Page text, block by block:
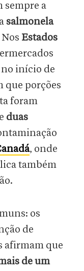
sempre a
salmonela
Nos Estados
no início de
que porções
foram
duas
, onde
também
os
de
afirmam que
de um